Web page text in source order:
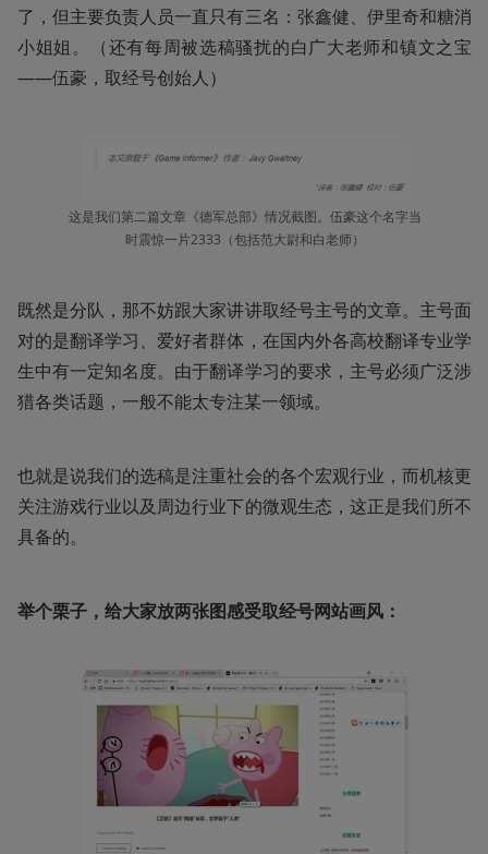
了，但主要负责人员一直只有三名：张鑫健、伊里奇和糖消
小姐姐。（还有每周被选稿骚扰的白广大老师和镇文之宝
——伍豪，取经号创始人）
这是我们第二篇文章《德军总部》情况截图。伍豪这个名字当
时震惊一片2333（包括范大尉和白老师）
既然是分队，那不妨跟大家讲讲取经号主号的文章。主号面
对的是翻译学习、爱好者群体，在国内外各高校翻译专业学
生中有一定知名度。由于翻译学习的要求，主号必须广泛涉
猎各类话题，一般不能太专注某一领域。
也就是说我们的选稿是注重社会的各个宏观行业，而机核更
关注游戏行业以及周边行业下的微观生态，这正是我们所不
具备的。
举个栗子，给大家放两张图感受取经号网站画风：